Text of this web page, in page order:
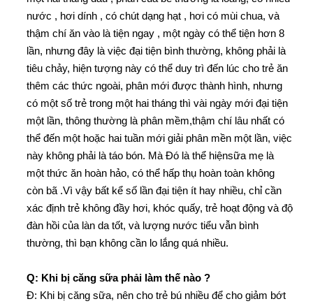
nước , hơi dính , có chút dạng hạt , hơi có mùi chua, và
thậm chí ăn vào là tiện ngay , một ngày có thể tiện hơn 8
lần, nhưng đây là việc đại tiện bình thường, không phải là
tiêu chảy, hiện tượng này có thể duy trì đến lúc cho trẻ ăn
thêm các thức ngoài, phân mới được thành hình, nhưng
có một số trẻ trong một hai tháng thì vài ngày mới đại tiện
một lần, thông thường là phân mềm,thậm chí lâu nhất có
thể đến một hoặc hai tuần mới giải phân mền một lần, việc
này không phải là táo bón. Mà Đó là thể hiệnsữa mẹ là
một thức ăn hoàn hảo, có thể hấp thụ hoàn toàn không
còn bã .Vì vậy bất kể số lần đại tiện ít hay nhiều, chỉ cần
xác định trẻ không đầy hơi, khóc quấy, trẻ hoạt động và độ
đàn hồi của làn da tốt, và lượng nước tiểu vẫn bình
thường, thì bạn không cần lo lắng quá nhiều.
Q: Khi bị căng sữa phải làm thế nào ?
Đ: Khi bị căng sữa, nên cho trẻ bú nhiều để cho giảm bớt